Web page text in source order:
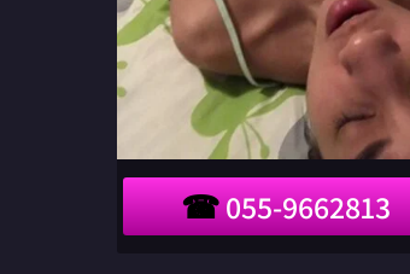
055-9662813